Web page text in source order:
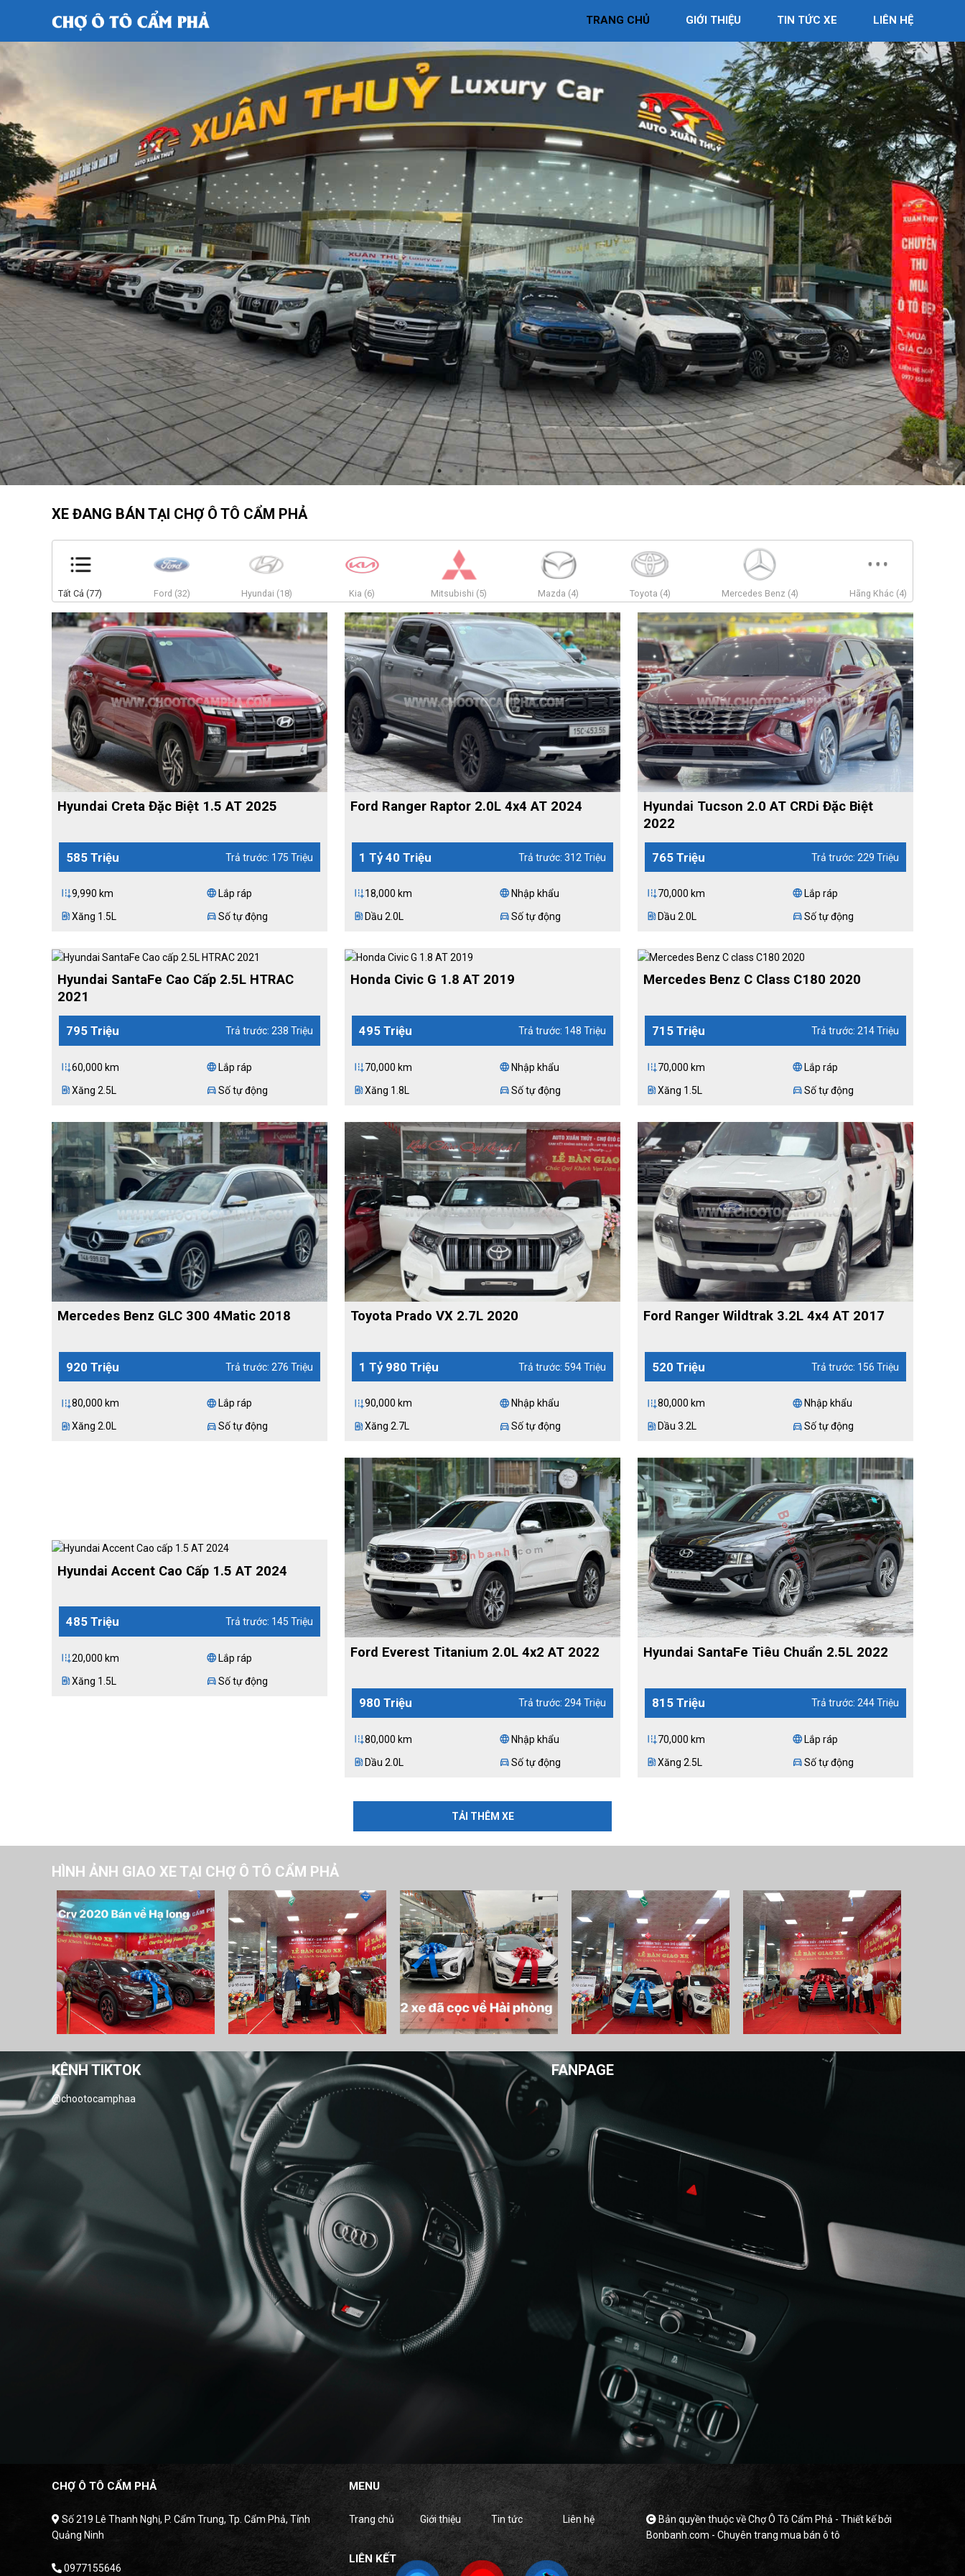
TRANG CHỦ GIỚI THIỆU TIN TỨC XE LIÊN HỆ
XE ĐANG BÁN TẠI CHỢ Ô TÔ CẨM PHẢ
Tất Cả (77) Ford (32) Hyundai (18) Kia (6) Mitsubishi (5) Mazda (4) Toyota (4) Mercedes Benz (4) Hãng Khác (4)
Hyundai Creta Đặc Biệt 1.5 AT 2025
585 Triệu Trả trước: 175 Triệu
add_road9,990 km language Lắp ráp
ev_stationXăng 1.5L directions_car Số tự động
Ford Ranger Raptor 2.0L 4x4 AT 2024
1 Tỷ 40 Triệu Trả trước: 312 Triệu
add_road18,000 km language Nhập khẩu
ev_station Dầu 2.0L directions_car Số tự động
Hyundai Tucson 2.0 AT CRDi Đặc Biệt
2022
765 Triệu Trả trước: 229 Triệu
add_road70,000 km language Lắp ráp
ev_station Dầu 2.0L directions_car Số tự động
Hyundai SantaFe Cao Cấp 2.5L HTRAC
2021
795 Triệu Trả trước: 238 Triệu
add_road 60,000 km language Lắp ráp
ev_stationXăng 2.5L directions_car Số tự động
Honda Civic G 1.8 AT 2019
495 Triệu Trả trước: 148 Triệu
add_road 70,000 km language Nhập khẩu
ev_stationXăng 1.8L directions_car Số tự động
Mercedes Benz C Class C180 2020
715 Triệu Trả trước: 214 Triệu
add_road 70,000 km language Lắp ráp
ev_stationXăng 1.5L directions_car Số tự động
Mercedes Benz GLC 300 4Matic 2018
920 Triệu Trả trước: 276 Triệu
add_road 80,000 km language Lắp ráp
ev_stationXăng 2.0L directions_car Số tự động
Toyota Prado VX 2.7L 2020
1 Tỷ 980 Triệu Trả trước: 594 Triệu
add_road 90,000 km language Nhập khẩu
ev_stationXăng 2.7L directions_car Số tự động
Ford Ranger Wildtrak 3.2L 4x4 AT 2017
520 Triệu Trả trước: 156 Triệu
add_road 80,000 km language Nhập khẩu
ev_station Dầu 3.2L directions_car Số tự động
Hyundai Accent Cao Cấp 1.5 AT 2024
485 Triệu Trả trước: 145 Triệu
add_road20,000 km language Lắp ráp
ev_stationXăng 1.5L directions_car Số tự động
Ford Everest Titanium 2.0L 4x2 AT 2022
980 Triệu Trả trước: 294 Triệu
add_road80,000 km language Nhập khẩu
ev_station Dầu 2.0L directions_car Số tự động
Hyundai SantaFe Tiêu Chuẩn 2.5L 2022
815 Triệu Trả trước: 244 Triệu
add_road70,000 km language Lắp ráp
ev_stationXăng 2.5L directions_car Số tự động
TẢI THÊM XE
HÌNH ẢNH GIAO XE TẠI CHỢ Ô TÔ CẨM PHẢ
KÊNH TIKTOK
@chootocamphaa
FANPAGE
CHỢ Ô TÔ CẨM PHẢ
Số 219 Lê Thanh Nghị, P. Cẩm Trung, Tp. Cẩm Phả, Tỉnh
Quảng Ninh
0977155646
MENU
Trang chủ Giới thiệu Tin tức Liên hệ
LIÊN KẾT
Bản quyền thuộc về Chợ Ô Tô Cẩm Phả - Thiết kế bởi
Bonbanh.com - Chuyên trang mua bán ô tô